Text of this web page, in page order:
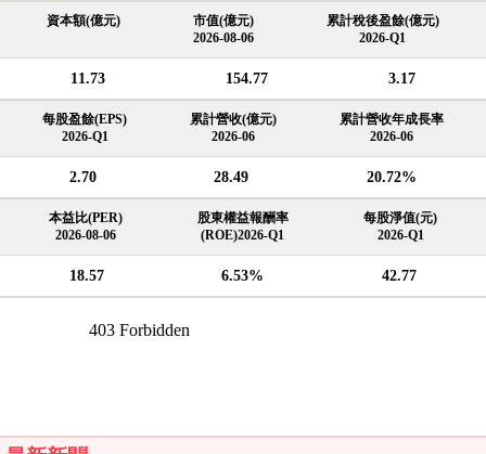
資本額(億元)
市值(億元)
2026-08-06
累計稅後盈餘(億元)
2026-Q1
11.73 154.77 3.17
每股盈餘(EPS)
2026-Q1
累計營收(億元)
2026-06
累計營收年成長率
2026-06
2.70 28.49 20.72%
本益比(PER)
2026-08-06
股東權益報酬率
(ROE)2026-Q1
每股淨值(元)
2026-Q1
18.57 6.53% 42.77